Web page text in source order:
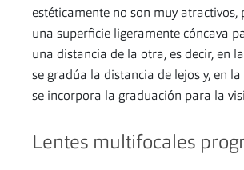
estéticamente no son muy atractivos,
una superficie ligeramente cóncava
una distancia de la otra, es decir, en
se gradúa la distancia de lejos y, en
se incorpora la graduación para la
Lentes multifocales